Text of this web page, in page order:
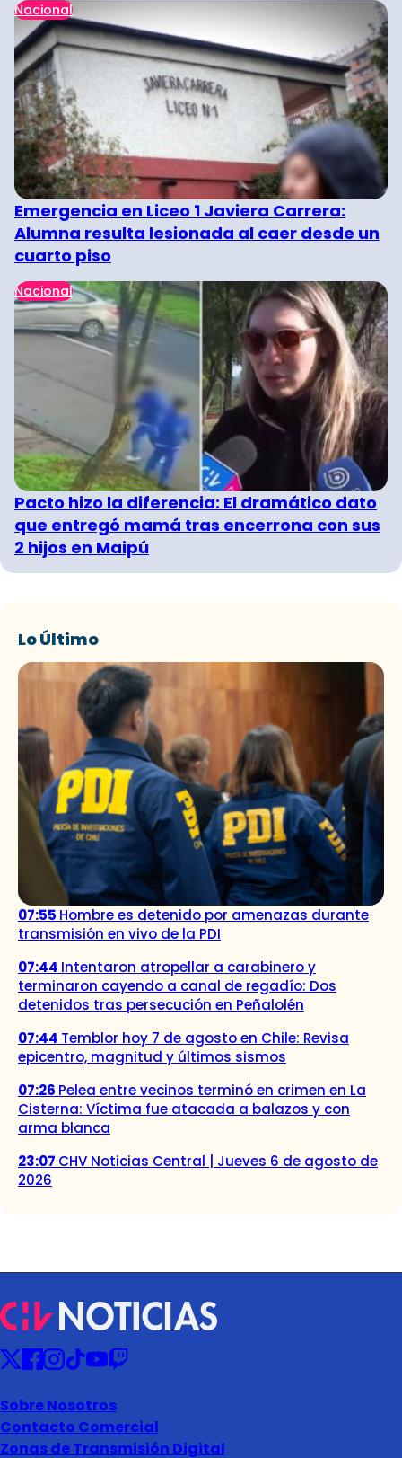
Nacional
Emergencia en Liceo 1 Javiera Carrera:
Alumna resulta lesionada al caer desde un
cuarto piso
Nacional
Pacto hizo la diferencia: El dramático dato
que entregó mamá tras encerrona con sus
2 hijos en Maipú
Lo Último
07:55 Hombre es detenido por amenazas durante
transmisión en vivo de la PDI
07:44 Intentaron atropellar a carabinero y
terminaron cayendo a canal de regadío: Dos
detenidos tras persecución en Peñalolén
07:44 Temblor hoy 7 de agosto en Chile: Revisa
epicentro, magnitud y últimos sismos
07:26 Pelea entre vecinos terminó en crimen en La
Cisterna: Víctima fue atacada a balazos y con
arma blanca
23:07 CHV Noticias Central | Jueves 6 de agosto de
2026
Sobre Nosotros
Contacto Comercial
Zonas de Transmisión Digital